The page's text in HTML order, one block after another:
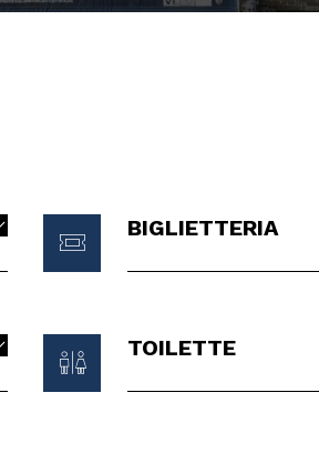
BIGLIETTERIA
TOILETTE